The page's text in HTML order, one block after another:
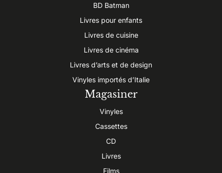
BD Batman
Livres pour enfants
Livres de cuisine
Livres de cinéma
Livres d’arts et de design
Vinyles importés d’Italie
Magasiner
Vinyles
Cassettes
CD
Livres
Films